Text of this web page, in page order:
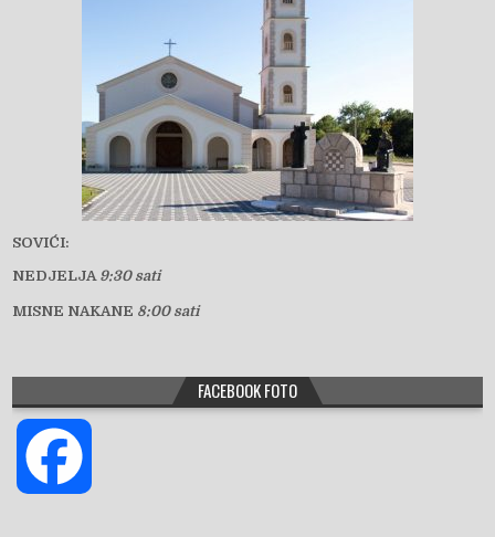
SOVIĆI:
NEDJELJA 9:30 sati
MISNE NAKANE 8:00 sati
FACEBOOK FOTO